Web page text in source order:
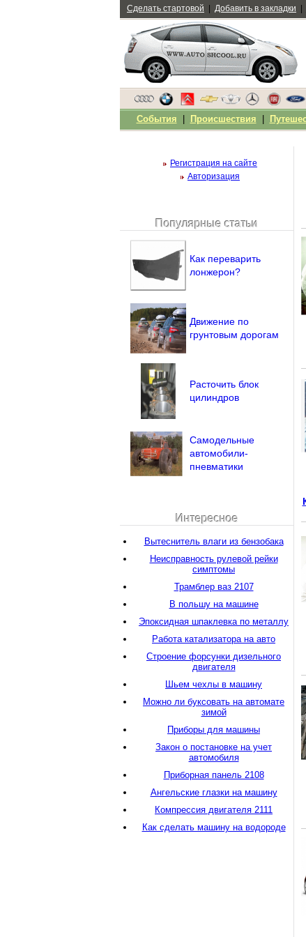
Регистрация на сайте
Авторизация
Напомнить пароль?
Популярные статьи
Как переварить
лонжерон?
Движение по
грунтовым дорогам
Расточить блок
цилиндров
Самодельные
автомобили-
пневматики
Интересное
Вытеснитель влаги из бензобака
Неисправность рулевой рейки
симптомы
Трамблер ваз 2107
В польшу на машине
Эпоксидная шпаклевка по металлу
Работа катализатора на авто
Строение форсунки дизельного
двигателя
Шьем чехлы в машину
Можно ли буксовать на автомате
зимой
Приборы для машины
Закон о постановке на учет
автомобиля
Приборная панель 2108
Ангельские глазки на машину
Компрессия двигателя 2111
Как сделать машину на водороде
Сделать стартовой Добавить в закладки
События Происшествия